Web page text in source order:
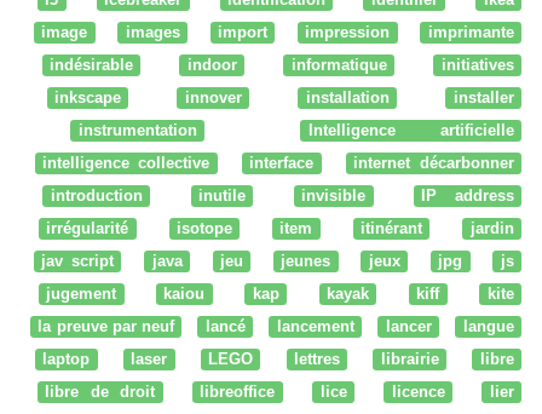
image
images import impression
imprimante
indésirable
indoor informatique
initiatives
inkscape
innover installation
installer
instrumentation
Intelligence artificielle
intelligence collective
interface
internet décarbonner
introduction
inutile invisible
IP address
irrégularité
isotope item itinérant
jardin
jav script
java jeu jeunes jeux jpg
js
jugement
kaiou kap kayak kiff
kite
la preuve par neuf
lancé lancement lancer
langue
laptop
laser LEGO lettres librairie
libre
libre de droit
libreoffice lice licence
lier